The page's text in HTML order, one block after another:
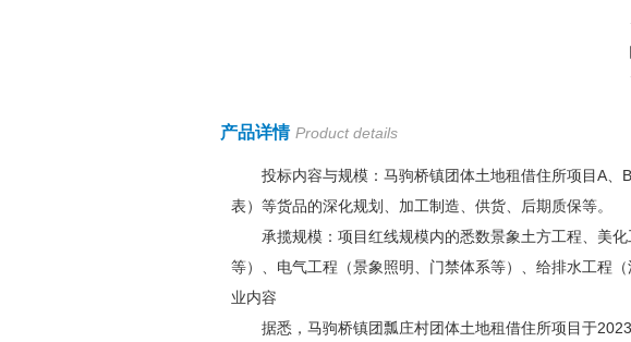
产品详情 Product details
投标内容与规模：马驹桥镇团体土地租借住所项目A、
表）等货品的深化规划、加工制造、供货、后期质保等。
承揽规模：项目红线规模内的悉数景象土方工程、美化
等）、电气工程（景象照明、门禁体系等）、给排水工程
业内容
据悉，马驹桥镇团瓢庄村团体土地租借住所项目于2023